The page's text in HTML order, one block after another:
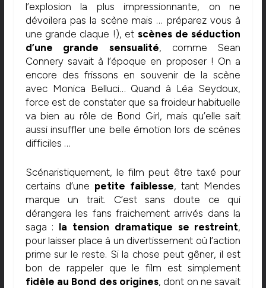
l’explosion la plus impressionnante, on ne
dévoilera pas la scène mais … préparez vous à
une grande claque !), et scènes de séduction
d’une grande sensualité, comme Sean
Connery savait à l’époque en proposer ! On a
encore des frissons en souvenir de la scène
avec Monica Belluci… Quand à Léa Seydoux,
force est de constater que sa froideur habituelle
va bien au rôle de Bond Girl, mais qu’elle sait
aussi insuffler une belle émotion lors de scènes
difficiles …
Scénaristiquement, le film peut être taxé pour
certains d’une petite faiblesse, tant Mendes
marque un trait. C’est sans doute ce qui
dérangera les fans fraichement arrivés dans la
saga : la tension dramatique se restreint,
pour laisser place à un divertissement où l’action
prime sur le reste. Si la chose peut gêner, il est
bon de rappeler que le film est simplement
fidèle au Bond des origines, dont on ne savait